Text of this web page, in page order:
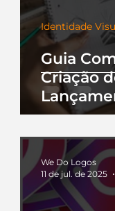
Guia
Criação
Identidade
We Do Logos
11 de jul. de 2025